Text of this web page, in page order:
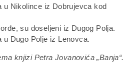
u Nikolince iz Dobrujevca kod
su doseljeni iz Dugog Polja.
u Dugo Polje iz Lenovca.
knjizi Petra Jovanovića „Banja“.